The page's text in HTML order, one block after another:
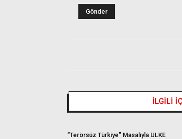
İLGİLİ
“Terörsüz Türkiye” Masalıyla ÜLKE